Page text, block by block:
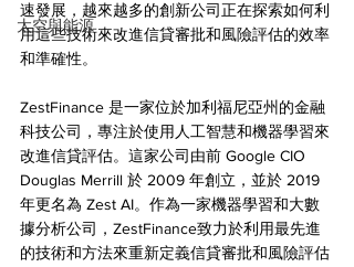
太空與能源
速發展，越來越多的創新公司正在探索如何利
用這些技術來改進信貸審批和風險評估的效率
和準確性。
ZestFinance 是一家位於加利福尼亞州的金融
科技公司，專注於使用人工智慧和機器學習來
改進信貸評估。這家公司由前 Google CIO
Douglas Merrill 於 2009 年創立，並於 2019
年更名為 Zest AI。作為一家機器學習和大數
據分析公司，ZestFinance致力於利用最先進
的技術和方法來重新定義信貸審批和風險評估